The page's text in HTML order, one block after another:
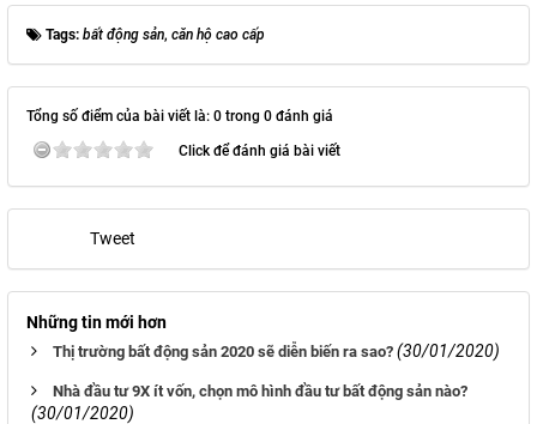
Tags: bất động sản, căn hộ cao cấp
Tổng số điểm của bài viết là: 0 trong 0 đánh giá
Click để đánh giá bài viết
Tweet
Những tin mới hơn
Thị trường bất động sản 2020 sẽ diễn biến ra sao? (30/01/2020)
Nhà đầu tư 9X ít vốn, chọn mô hình đầu tư bất động sản nào?
(30/01/2020)